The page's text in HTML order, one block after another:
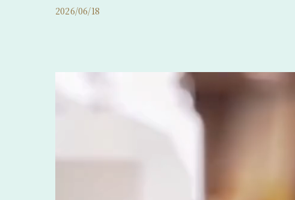
慢性休止期脱毛症
抜け毛について
分け目が薄い
2026/06/18